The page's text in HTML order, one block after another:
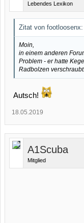
Lebendes Lexikon
Zitat von footloosenx:
Moin,
in einem anderen
Problem - er hatte
Radbolzen verschraubt.
Autsch!
18.05.2019
A1Scuba
Mitglied